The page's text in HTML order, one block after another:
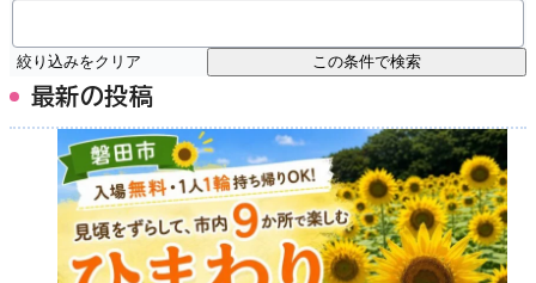
絞り込みをクリア この条件で検索
最新の投稿